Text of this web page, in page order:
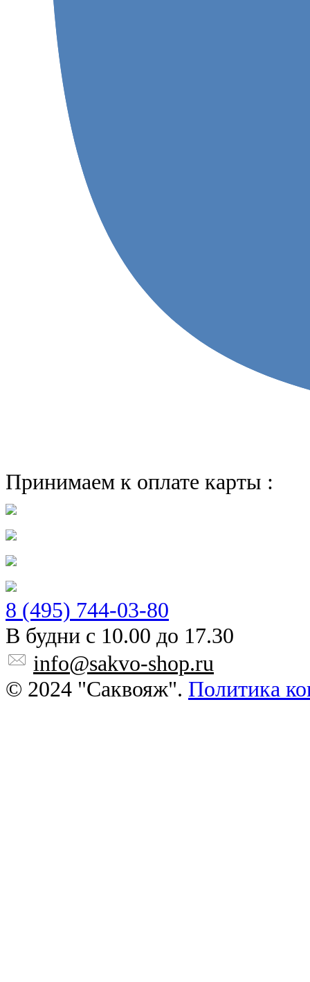
Принимаем к оплате карты :
8 (495) 744-03-80
В будни с 10.00 до 17.30
info@sakvo-shop.ru
© 2024 "Саквояж". Политика